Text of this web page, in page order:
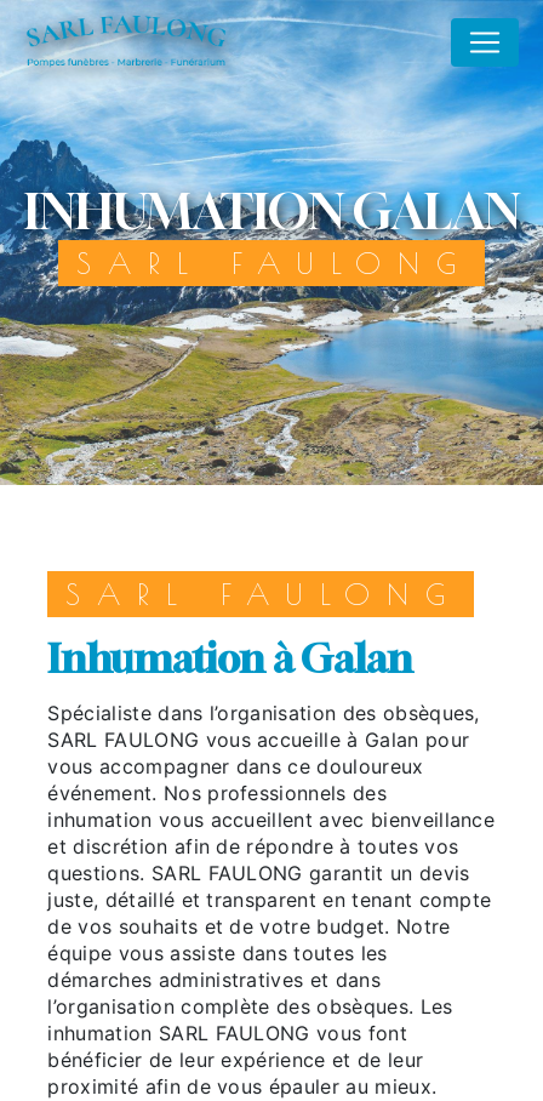
INHUMATION GALAN
SARL FAULONG
SARL FAULONG
inhumation à Galan
Spécialiste dans l’organisation des obsèques,
SARL FAULONG vous accueille à Galan pour
vous accompagner dans ce douloureux
événement. Nos professionnels des
inhumation vous accueillent avec bienveillance
et discrétion afin de répondre à toutes vos
questions. SARL FAULONG garantit un devis
juste, détaillé et transparent en tenant compte
de vos souhaits et de votre budget. Notre
équipe vous assiste dans toutes les
démarches administratives et dans
l’organisation complète des obsèques. Les
inhumation SARL FAULONG vous font
bénéficier de leur expérience et de leur
proximité afin de vous épauler au mieux.
Panneau de gestion des cookies